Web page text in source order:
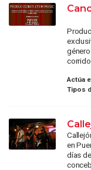
Actúa
Tipos
en
días